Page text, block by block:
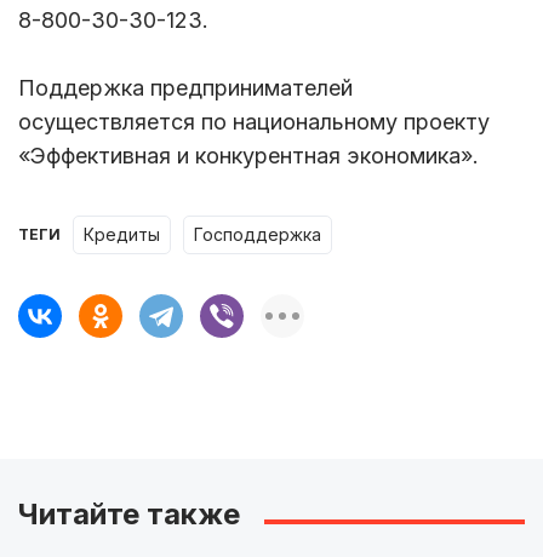
8-800-30-30-123.
Поддержка предпринимателей
осуществляется по национальному проекту
«Эффективная и конкурентная экономика».
ТЕГИ кредиты господдержка
Читайте также